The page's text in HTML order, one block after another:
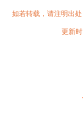
如若转载，请注明出
更新